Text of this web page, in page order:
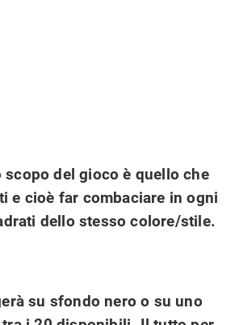
scopo del gioco è quello che
e cioè far combaciare in ogni
dello stesso colore/stile.
su sfondo nero o su uno